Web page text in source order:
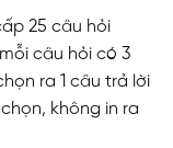
25 câu hỏi
câu hỏi có 3
ra 1 câu trả lời
không in ra